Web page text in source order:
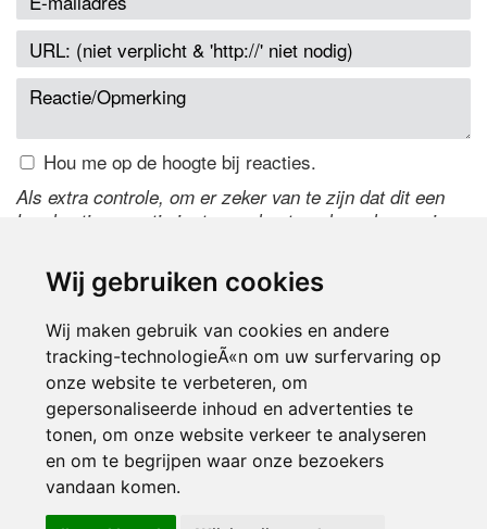
Wij gebruiken cookies
Wij maken gebruik van cookies en andere
tracking-technologieÃ«n om uw surfervaring op
onze website te verbeteren, om
gepersonaliseerde inhoud en advertenties te
tonen, om onze website verkeer te analyseren
en om te begrijpen waar onze bezoekers
vandaan komen.
Hou me op de hoogte bij reacties.
Als extra controle, om er zeker van te zijn dat dit een
handmatige reactie is, typ onderstaande code over in
de code te wijzigen.